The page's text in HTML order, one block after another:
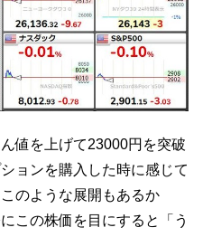
値を上げて23000円を突破
ョンを購入した時に感じて
のような展開もあるか
この株価を目にすると「う